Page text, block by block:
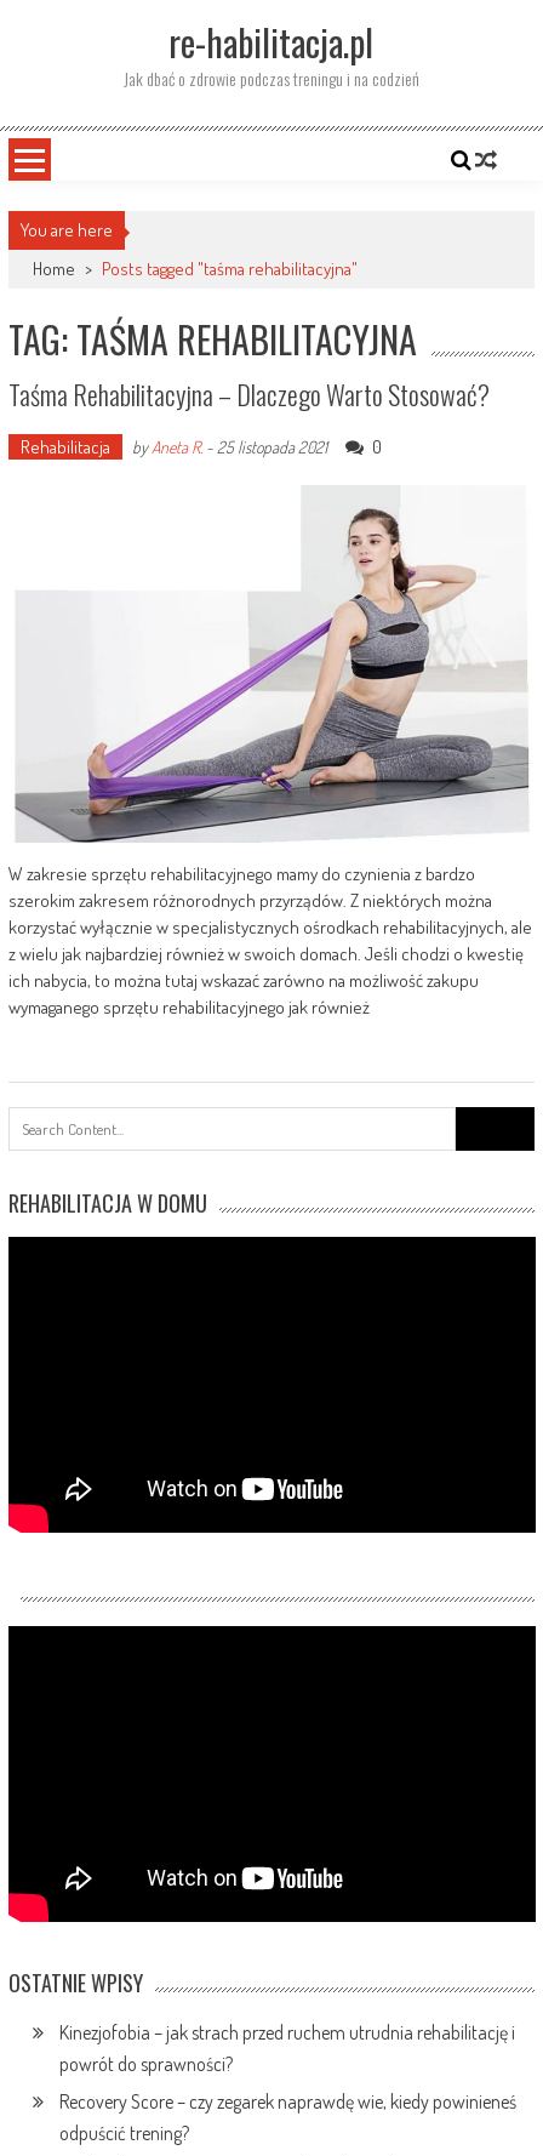
re-habilitacja.pl
Jak dbać o zdrowie podczas treningu i na codzień
You are here
Home > Posts tagged "taśma rehabilitacyjna"
TAG: TAŚMA REHABILITACYJNA
Taśma Rehabilitacyjna – Dlaczego Warto Stosować?
Rehabilitacja byAneta R.- 25 listopada 2021 0
W zakresie sprzętu rehabilitacyjnego mamy do czynienia z bardzo
szerokim zakresem różnorodnych przyrządów. Z niektórych można
korzystać wyłącznie w specjalistycznych ośrodkach rehabilitacyjnych, ale
z wielu jak najbardziej również w swoich domach. Jeśli chodzi o kwestię
ich nabycia, to można tutaj wskazać zarówno na możliwość zakupu
wymaganego sprzętu rehabilitacyjnego jak również
for:
REHABILITACJA W DOMU
OSTATNIE WPISY
Kinezjofobia – jak strach przed ruchem utrudnia rehabilitację i
powrót do sprawności?
Recovery Score – czy zegarek naprawdę wie, kiedy powinieneś
odpuścić trening?